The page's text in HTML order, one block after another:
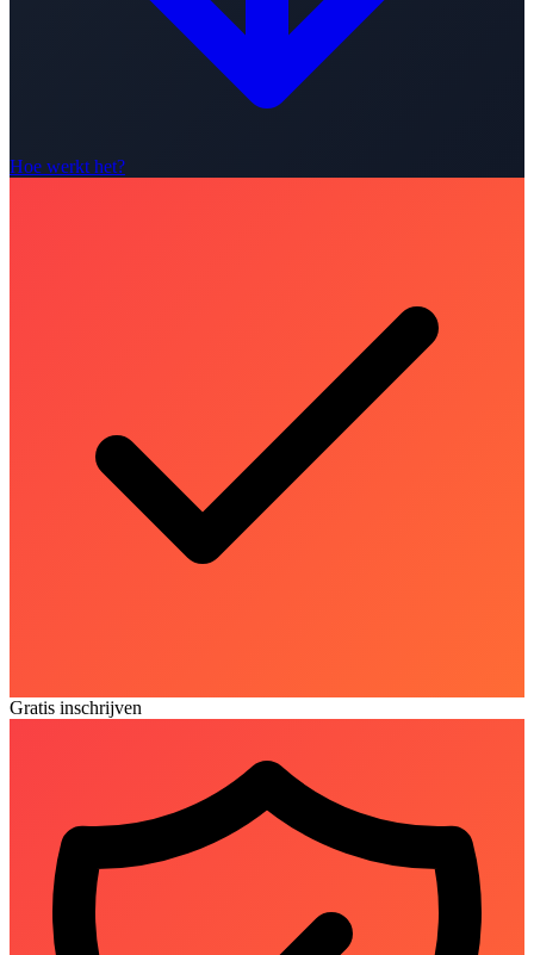
Hoe werkt het?
Gratis inschrijven